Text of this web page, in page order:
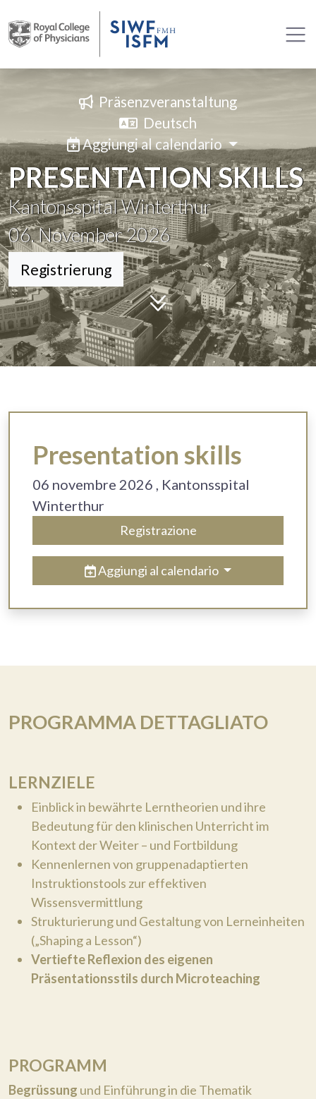
Präsenzveranstaltung
Deutsch
Aggiungi al calendario
PRESENTATION SKILLS
Kantonsspital Winterthur
06. November 2026
Registrierung
Presentation skills
06 novembre 2026 , Kantonsspital
Winterthur
Registrazione
Aggiungi al calendario
PROGRAMMA DETTAGLIATO
LERNZIELE
Einblick in bewährte Lerntheorien und ihre
Bedeutung für den klinischen Unterricht im
Kontext der Weiter – und Fortbildung
Kennenlernen von gruppenadaptierten
Instruktionstools zur effektiven
Wissensvermittlung
Strukturierung und Gestaltung von Lerneinheiten
(„Shaping a Lesson“)
Vertiefte Reflexion des eigenen
Präsentationsstils durch Microteaching
PROGRAMM
Begrüssung und Einführung in die Thematik